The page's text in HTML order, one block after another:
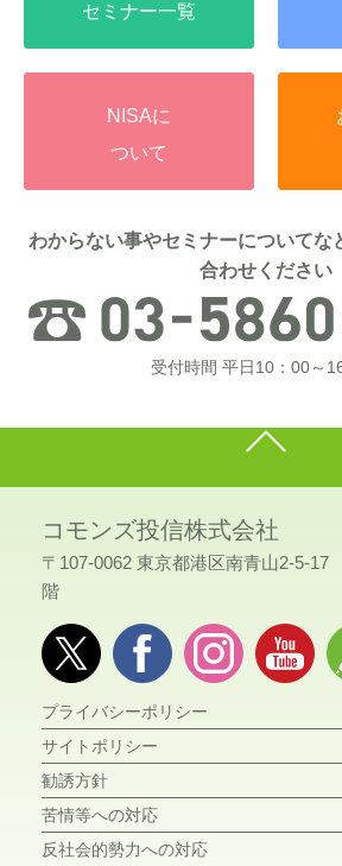
セミナー一覧
NISAに
ついて
わからない事やセミナーについてな
合わせください
受付時間 平日10：00～
コモンズ投信株式会社
〒107-0062 東京都港区南青山2-5-
階
プライバシーポリシー
サイトポリシー
勧誘方針
苦情等への対応
反社会的勢力への対応